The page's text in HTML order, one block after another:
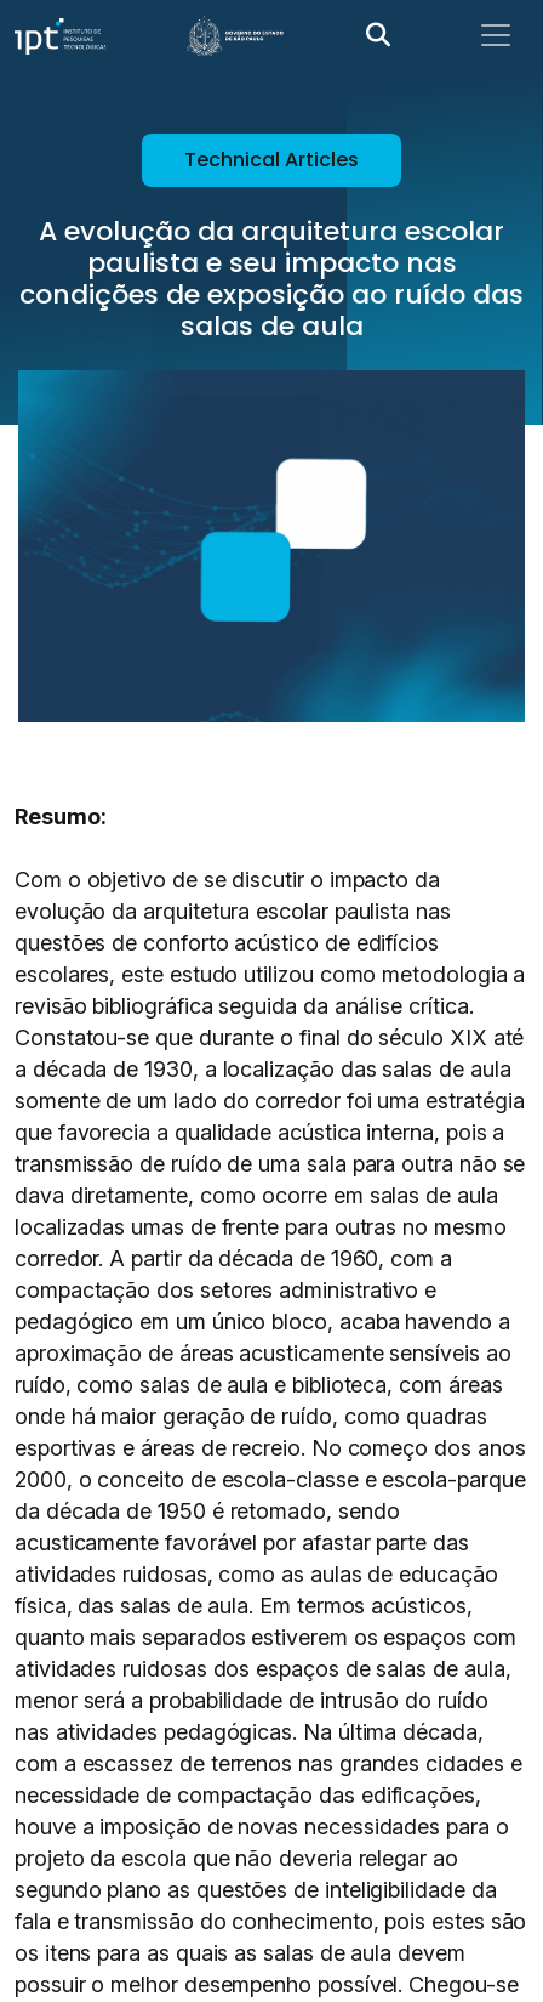
Technical Articles
A evolução da arquitetura escolar
paulista e seu impacto nas
condições de exposição ao ruído das
salas de aula
Resumo:
Com o objetivo de se discutir o impacto da
evolução da arquitetura escolar paulista nas
questões de conforto acústico de edifícios
escolares, este estudo utilizou como metodologia a
revisão bibliográfica seguida da análise crítica.
Constatou-se que durante o final do século XIX até
a década de 1930, a localização das salas de aula
somente de um lado do corredor foi uma estratégia
que favorecia a qualidade acústica interna, pois a
transmissão de ruído de uma sala para outra não se
dava diretamente, como ocorre em salas de aula
localizadas umas de frente para outras no mesmo
corredor. A partir da década de 1960, com a
compactação dos setores administrativo e
pedagógico em um único bloco, acaba havendo a
aproximação de áreas acusticamente sensíveis ao
ruído, como salas de aula e biblioteca, com áreas
onde há maior geração de ruído, como quadras
esportivas e áreas de recreio. No começo dos anos
2000, o conceito de escola-classe e escola-parque
da década de 1950 é retomado, sendo
acusticamente favorável por afastar parte das
atividades ruidosas, como as aulas de educação
física, das salas de aula. Em termos acústicos,
quanto mais separados estiverem os espaços com
atividades ruidosas dos espaços de salas de aula,
menor será a probabilidade de intrusão do ruído
nas atividades pedagógicas. Na última década,
com a escassez de terrenos nas grandes cidades e
necessidade de compactação das edificações,
houve a imposição de novas necessidades para o
projeto da escola que não deveria relegar ao
segundo plano as questões de inteligibilidade da
fala e transmissão do conhecimento, pois estes são
os itens para as quais as salas de aula devem
possuir o melhor desempenho possível. Chegou-se